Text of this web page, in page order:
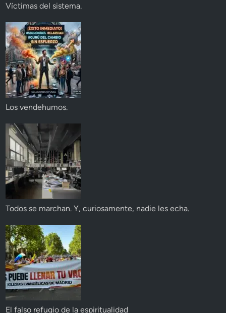
Víctimas del sistema.
Los vendehumos.
Todos se marchan. Y, curiosamente, nadie les echa.
El falso refugio de la espiritualidad